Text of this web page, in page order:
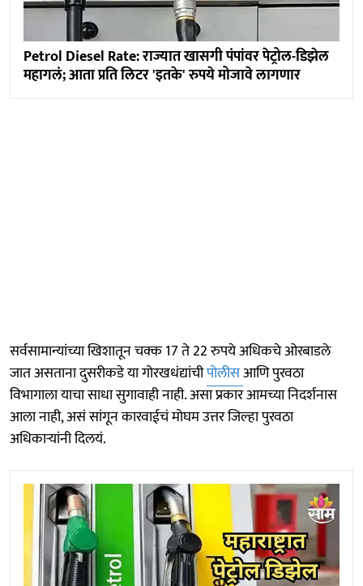
Petrol Diesel Rate: राज्यात खासगी पंपांवर पेट्रोल-डिझेल
महागलं; आता प्रति लिटर 'इतके' रुपये मोजावे लागणार
सर्वसामान्यांच्या खिशातून चक्क 17 ते 22 रुपये अधिकचे ओरबाडले
जात असताना दुसरीकडे या गोरखधंद्यांचीपोलीसआणि पुरवठा
विभागाला याचा साधा सुगावाही नाही. असा प्रकार आमच्या निदर्शनास
आला नाही, असं सांगून कारवाईचं मोघम उत्तर जिल्हा पुरवठा
अधिकाऱ्यांनी दिलयं.